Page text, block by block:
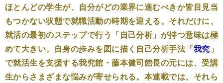
ほとんどの学生が、自分がどの業界に進むべきか皆目見当
もつかない状態で就職活動の時期を迎える。それだけに、
就活の最初のステップで行う「自己分析」が持つ意味は極
めて大きい。自身の歩みを図に描く自己分析手法「我究 」
で就活生を支援する我究館・藤本健司館長の元には、受講
生からさまざまな悩みが寄せられる。本連載では、それら